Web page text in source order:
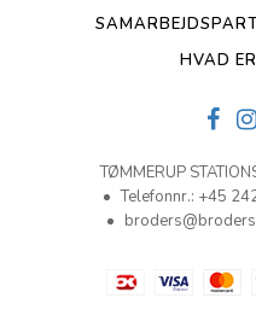
HVAD
TØMMERUP
Telefonnr.: +45